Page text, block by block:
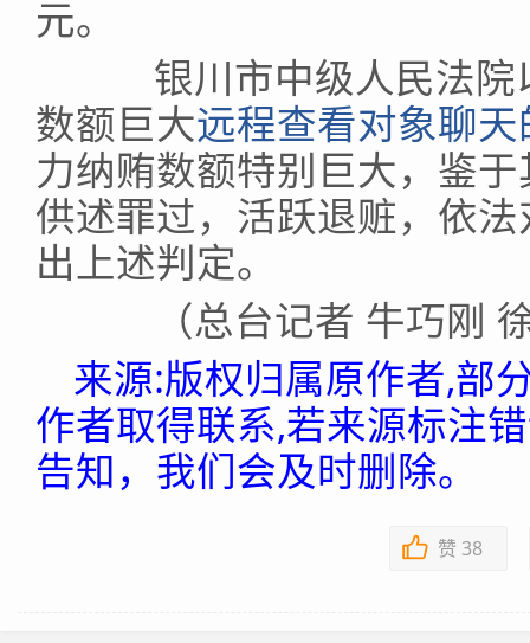
元。
银川市中级人民法院
数额巨大远程查看对象聊
力纳贿数额特别巨大，鉴
供述罪过，活跃退赃，依
出上述判定。
（总台记者 牛巧刚
来源:版权归属原作者,部
作者取得联系,若来源标注
告知，我们会及时删除。
赞 38